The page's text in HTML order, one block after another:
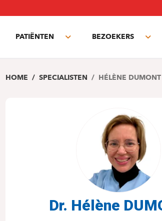
PATIËNTEN
Toggle
BEZOEKERS
HOME SPECIALISTEN HÉLÈNE DUMONT
Dr. Hélène